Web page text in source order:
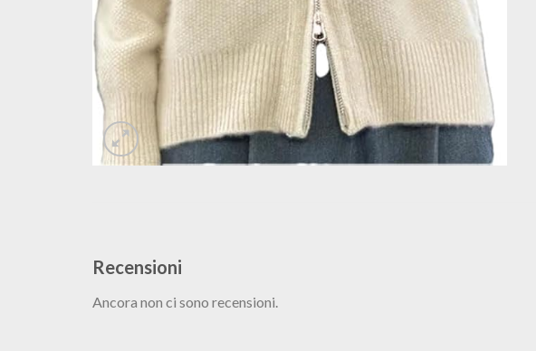
Recensioni
Ancora non ci sono recensioni.